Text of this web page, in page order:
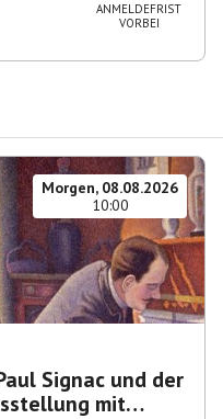
ANMELDEFRIST
VORBEI
Morgen, 08.08.2026
10:00
Signac und der
mit